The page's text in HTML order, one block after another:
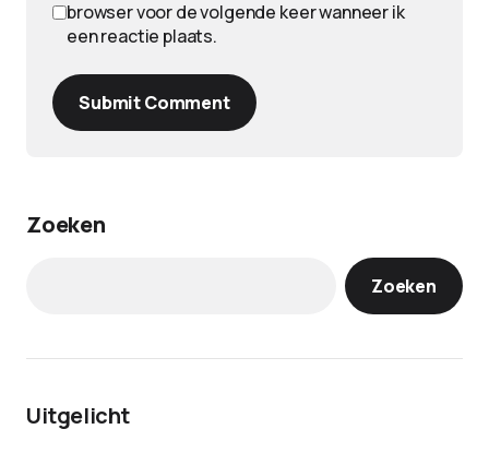
browser voor de volgende keer wanneer ik
een reactie plaats.
Submit Comment
Zoeken
Zoeken
Uitgelicht